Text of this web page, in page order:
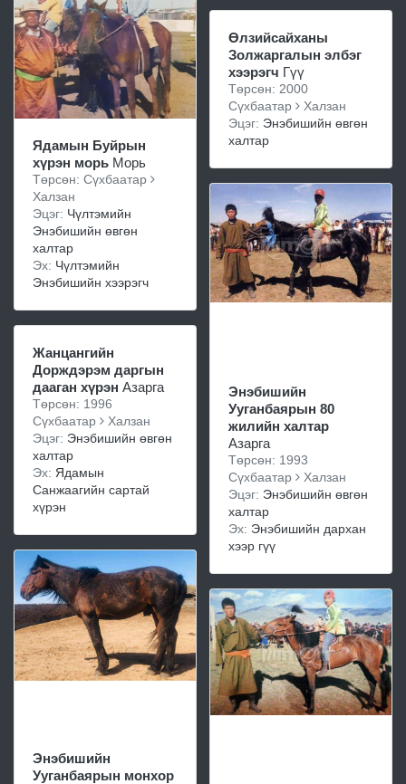
Ядамын Буйрын
хүрэн морь Морь
Төрсөн: Сүхбаатар
Халзан
Эцэг: Чүлтэмийн
Энэбишийн өвгөн
халтар
Эх: Чүлтэмийн
Энэбишийн хээрэгч
Жанцангийн
Дорждэрэм даргын
дааган хүрэн Азарга
Төрсөн: 1996
Сүхбаатар
Халзан
Эцэг: Энэбишийн өвгөн
халтар
Эх: Ядамын
Санжаагийн сартай
хүрэн
Энэбишийн
Ууганбаярын монхор
Өлзийсайханы
Золжаргалын элбэг
хээрэгч Гүү
Төрсөн: 2000
Сүхбаатар
Халзан
Эцэг: Энэбишийн өвгөн
халтар
Энэбишийн
Ууганбаярын 80
жилийн халтар
Азарга
Төрсөн: 1993
Сүхбаатар
Халзан
Эцэг: Энэбишийн өвгөн
халтар
Эх: Энэбишийн дархан
хээр гүү